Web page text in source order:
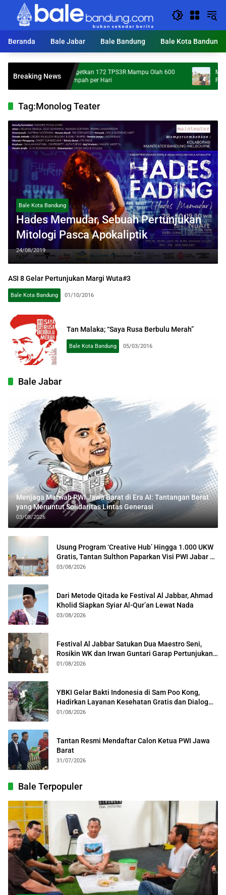
Langsung
konten
Beranda
Bale Jabar Bale Bandung Bale Kota Bandung
Breaking News
KDS Targetkan 172 TPS3R Mampu Olah 600
Ton Sampah per Hari
Mumpung
Percepatan
Tag:Monolog Teater
Bale Kota Bandung
Hades Memudar, Sebuah Pertunjukan
Mitologi Pasca Apokaliptik
24/08/2019
ASI 8 Gelar Pertunjukan Margi Wuta#3
Bale Kota Bandung 01/10/2016
Tan Malaka; “Saya Rusa Berbulu Merah”
Bale Kota Bandung 05/03/2016
Bale Jabar
Menjaga Marwah PWI Jawa Barat di Era AI: Tantangan Berat
yang Menuntut Solidaritas Lintas Generasi
03/08/2026
Usung Program ‘Creative Hub’ Hingga 1.000 UKW
Gratis, Tantan Sulthon Paparkan Visi PWI Jabar di
Kota Bogor
03/08/2026
Dari Metode Qitada ke Festival Al Jabbar, Ahmad
Kholid Siapkan Syiar Al-Qur’an Lewat Nada
03/08/2026
Festival Al Jabbar Satukan Dua Maestro Seni,
Rosikin WK dan Irwan Guntari Garap Pertunjukan
Kolosal
01/08/2026
YBKI Gelar Bakti Indonesia di Sam Poo Kong,
Hadirkan Layanan Kesehatan Gratis dan Dialog
Kebangsaan
01/08/2026
Tantan Resmi Mendaftar Calon Ketua PWI Jawa
Barat
31/07/2026
Bale Terpopuler